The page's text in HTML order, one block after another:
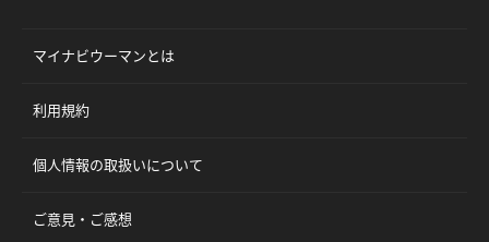
マイナビウーマンとは
利用規約
個人情報の取扱いについて
ご意見・ご感想